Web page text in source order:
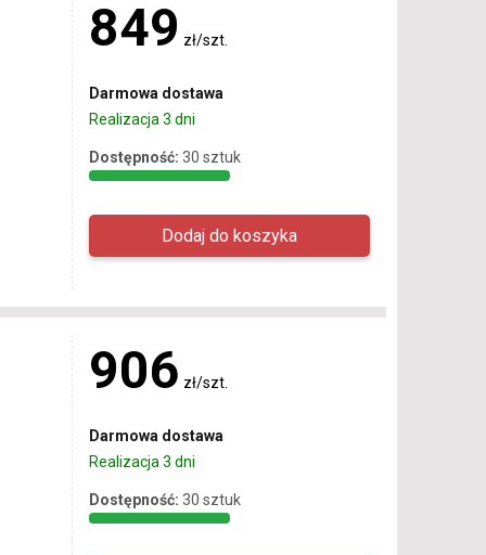
849 zł/szt.
Darmowa dostawa
Realizacja 3 dni
Dostępność: 30 sztuk
906 zł/szt.
Darmowa dostawa
Realizacja 3 dni
Dostępność: 30 sztuk